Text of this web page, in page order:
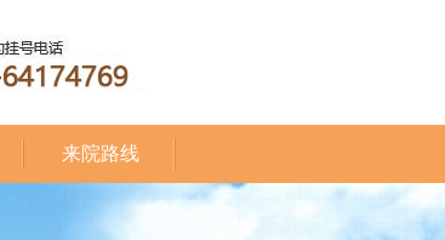
来院路线